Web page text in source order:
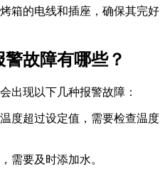
箱的电线和插座，确保其完好
故障有哪些？
出现以下几种报警故障：
度超过设定值，需要检查温度
需要及时添加水。